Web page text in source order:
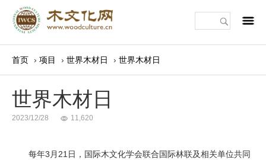
首页 › 项目 › 世界木材日 › 世界木材日
世界木材日
2023/12/28 11,620
每年3月21日，国际木文化学会联合国际林联及相关单位共同